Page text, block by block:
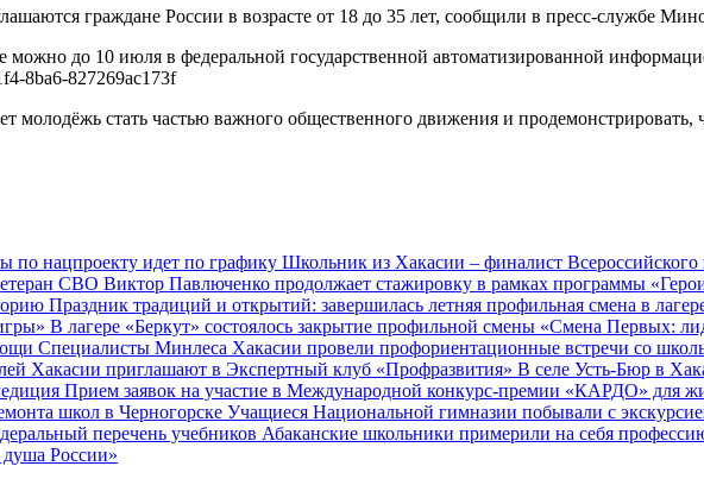
граждане России в возрасте от 18 до 35 лет, сообщили в пресс-службе
можно до 10 июля в федеральной государственной автоматизированной
8ba6-827269ac173f
молодёжь стать частью важного общественного движения и
по нацпроекту идет по графику Школьник из Хакасии – финалист Всероссийского
СВО Виктор Павлюченко продолжает стажировку в рамках программы
Праздник традиций и открытий: завершилась летняя профильная смена в
В лагере «Беркут» состоялось закрытие профильной смены «Смена Первых:
Специалисты Минлеса Хакасии провели профориентационные встречи со
Хакасии приглашают в Экспертный клуб «Профразвития» В селе Усть‑Бюр в
Прием заявок на участие в Международной конкурс-премии «КАРДО» для
школ в Черногорске Учащиеся Национальной гимназии побывали с
перечень учебников Абаканские школьники примерили на себя
России»